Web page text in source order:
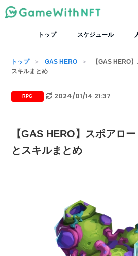
トップ スケジュール
トップ GAS HERO
【GAS HERO
スキルまとめ
RPG 2024/01/14 21:37
【GAS HERO】スポアロ
とスキルまとめ